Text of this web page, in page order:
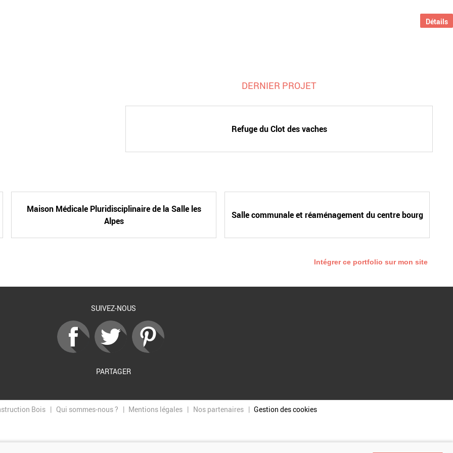
DERNIER PROJET
Refuge du Clot des vaches
Détails
Maison Médicale Pluridisciplinaire de la Salle les
Alpes
Salle communale et réaménagement du centre bourg
Intégrer ce portfolio sur mon site
SUIVEZ-NOUS
PARTAGER
Bois Qui sommes-nous ? Mentions légales Nos partenaires Gestion des cookies